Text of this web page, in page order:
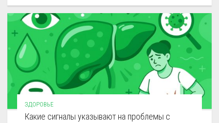
ЗДОРОВЬЕ
Какие сигналы указывают на проблемы с